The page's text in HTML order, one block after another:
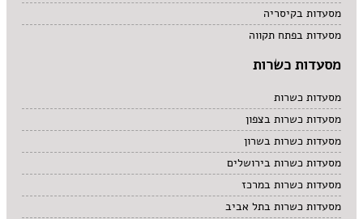
מסעדות בקיסריה
מסעדות בפתח תקווה
מסעדות כשרות
מסעדות כשרות
מסעדות כשרות בצפון
מסעדות כשרות בשרון
מסעדות כשרות בירושלים
מסעדות כשרות במרכז
מסעדות כשרות בתל אביב